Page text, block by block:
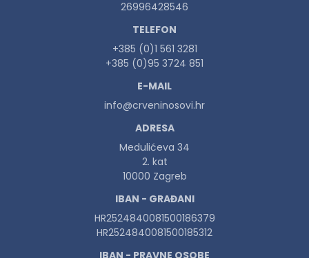
26996428546
TELEFON
+385 (0)1 561 3281
+385 (0)95 3724 851
E-MAIL
info@crveninosovi.hr
ADRESA
Medulićeva 34
2. kat
10000 Zagreb
IBAN - GRAĐANI
HR2524840081500186379
HR2524840081500185312